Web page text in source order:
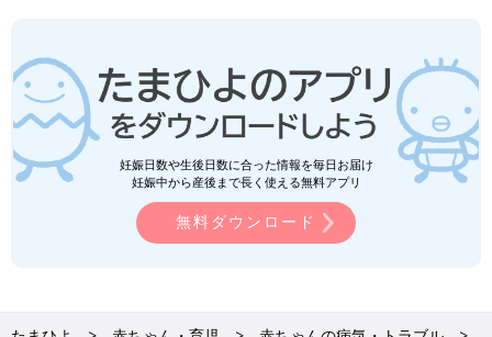
妊娠日数や生後日数に合った情報を毎日お届け
妊娠中から産後まで長く使える無料アプリ
無料ダウンロード